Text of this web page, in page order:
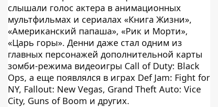
слышали голос актера в анимационных
мультфильмах и сериалах «Книга Жизни»,
«Американский папаша», «Рик и Морти»,
«Царь горы». Денни даже стал одним из
главных персонажей дополнительной карты
зомби-режима видеоигры Call of Duty: Black
Ops, а еще появлялся в играх Def Jam: Fight for
NY, Fallout: New Vegas, Grand Theft Auto: Vice
City, Guns of Boom и других.